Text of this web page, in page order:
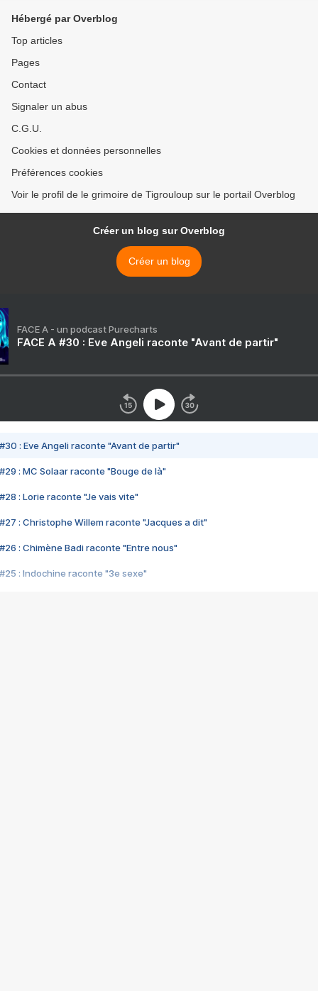
Hébergé par Overblog
Top articles
Pages
Contact
Signaler un abus
C.G.U.
Cookies et données personnelles
Préférences cookies
Voir le profil de le grimoire de Tigrouloup sur le portail Overblog
Créer un blog sur Overblog
Créer un blog
FACE A - un podcast Purecharts
FACE A #30 : Eve Angeli raconte "Avant de partir"
#30 : Eve Angeli raconte "Avant de partir"
#29 : MC Solaar raconte "Bouge de là"
#28 : Lorie raconte "Je vais vite"
#27 : Christophe Willem raconte "Jacques a dit"
#26 : Chimène Badi raconte "Entre nous"
#25 : Indochine raconte "3e sexe"